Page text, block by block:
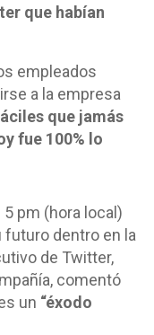
que habían
empleados
a la empresa
que jamás
fue 100% lo
pm (hora local)
dentro en la
de Twitter,
comentó
un “éxodo